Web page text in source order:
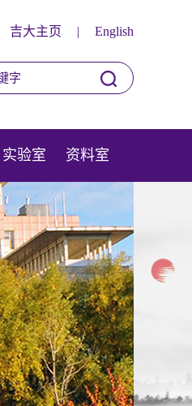
吉大主页 | English
实验室 资料室